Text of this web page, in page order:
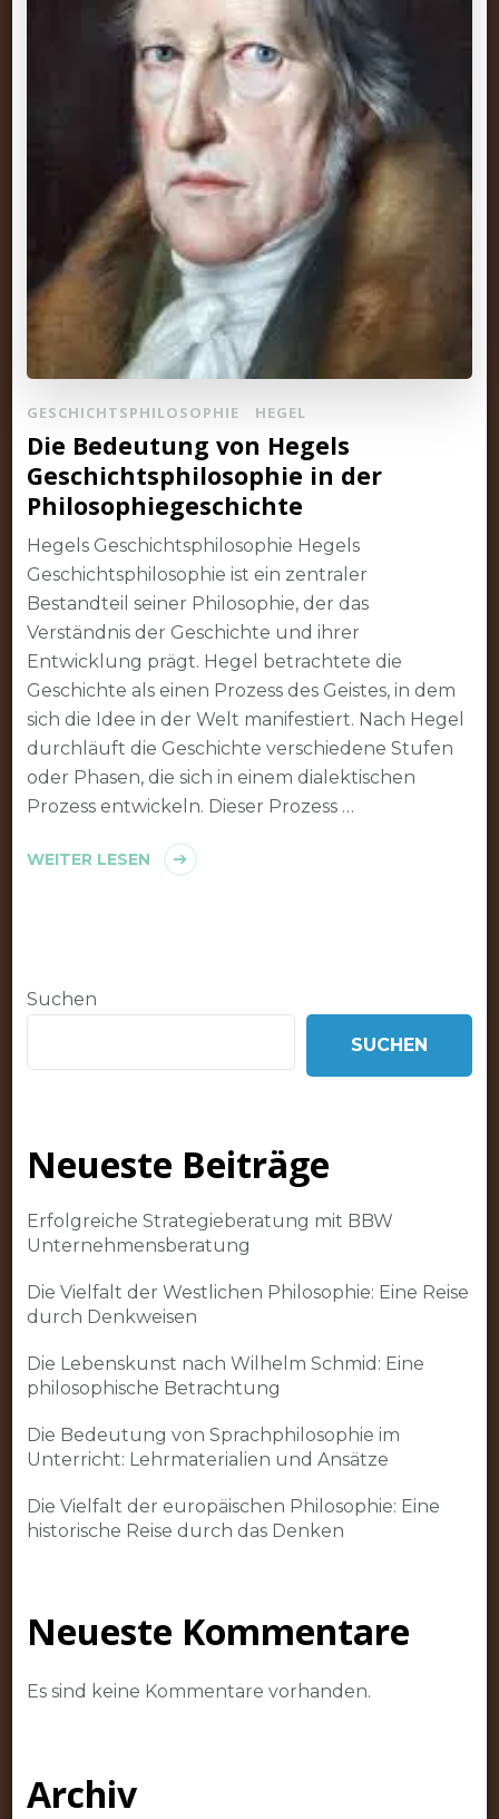
GESCHICHTSPHILOSOPHIE HEGEL
Die Bedeutung von Hegels
Geschichtsphilosophie in der
Philosophiegeschichte
Hegels Geschichtsphilosophie Hegels
Geschichtsphilosophie ist ein zentraler
Bestandteil seiner Philosophie, der das
Verständnis der Geschichte und ihrer
Entwicklung prägt. Hegel betrachtete die
Geschichte als einen Prozess des Geistes, in dem
sich die Idee in der Welt manifestiert. Nach Hegel
durchläuft die Geschichte verschiedene Stufen
oder Phasen, die sich in einem dialektischen
Prozess entwickeln. Dieser Prozess …
WEITER LESEN
Suchen
SUCHEN
Neueste Beiträge
Erfolgreiche Strategieberatung mit BBW
Unternehmensberatung
Die Vielfalt der Westlichen Philosophie: Eine Reise
durch Denkweisen
Die Lebenskunst nach Wilhelm Schmid: Eine
philosophische Betrachtung
Die Bedeutung von Sprachphilosophie im
Unterricht: Lehrmaterialien und Ansätze
Die Vielfalt der europäischen Philosophie: Eine
historische Reise durch das Denken
Neueste Kommentare
Es sind keine Kommentare vorhanden.
Archiv